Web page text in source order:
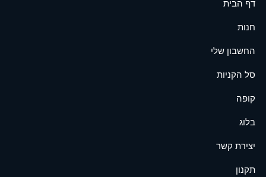
דף הבית
חנות
החשבון שלי
סל הקניות
קופה
בלוג
יצירת קשר
תקנון